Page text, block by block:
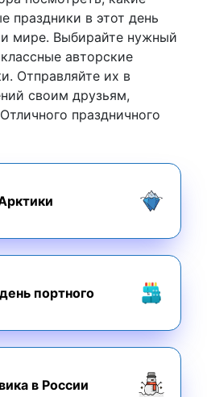
праздники в этот день
мире. Выбирайте нужный
авторские
Отправляйте их в
своим друзьям,
праздничного
портного
в России